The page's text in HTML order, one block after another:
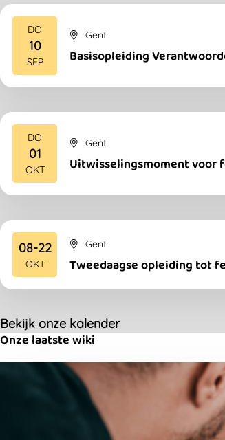
DO
10
SEP2026
Gent
Basisopleiding
DO
01
OKT2026
Gent
Uitwisselingsmoment voor
08-22
OKT2026
Gent
Tweedaagse opleiding tot
Bekijk onze kalender
Onze laatste wiki